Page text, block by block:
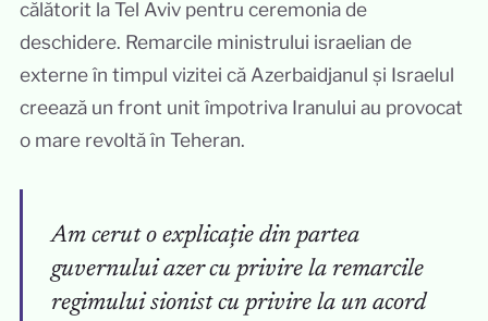
călătorit la Tel Aviv pentru ceremonia de
deschidere. Remarcile ministrului israelian de
externe în timpul vizitei că Azerbaidjanul și Israelul
creează un front unit împotriva Iranului au provocat
o mare revoltă în Teheran.
Am cerut o explicație din partea
guvernului azer cu privire la remarcile
regimului sionist cu privire la un acord